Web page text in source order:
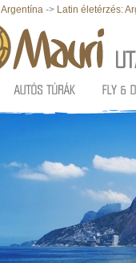
Argentína -> Latin életérzés: